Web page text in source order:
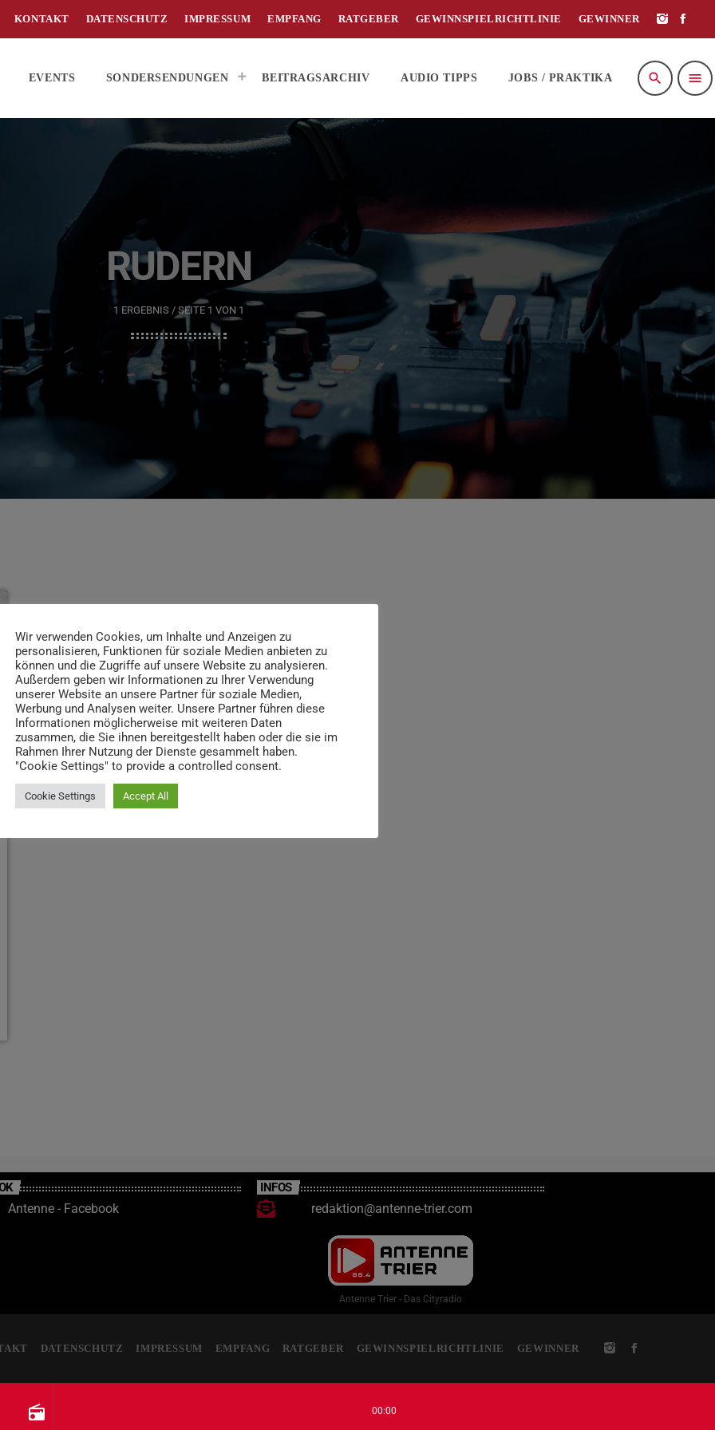
radio 00:00
KONTAKT DATENSCHUTZ IMPRESSUM EMPFANG RATGEBER GEWINNSPIELRICHTLINIE GEWINNER
EVENTS SONDERSENDUNGEN BEITRAGSARCHIV AUDIO TIPPS JOBS / PRAKTIKA search menu
RUDERN
1 ERGEBNIS / SEITE 1 VON 1
Antenne - Facebook
INFOS
redaktion@antenne-trier.com
Antenne Trier - Das Cityradio
DATENSCHUTZ IMPRESSUM EMPFANG RATGEBER GEWINNSPIELRICHTLINIE GEWINNER
Wir verwenden Cookies, um Inhalte und Anzeigen zu
personalisieren, Funktionen für soziale Medien anbieten zu
können und die Zugriffe auf unsere Website zu analysieren.
Außerdem geben wir Informationen zu Ihrer Verwendung
unserer Website an unsere Partner für soziale Medien,
Werbung und Analysen weiter. Unsere Partner führen diese
Informationen möglicherweise mit weiteren Daten
zusammen, die Sie ihnen bereitgestellt haben oder die sie im
Rahmen Ihrer Nutzung der Dienste gesammelt haben.
"Cookie Settings" to provide a controlled consent.
Cookie Settings Accept All